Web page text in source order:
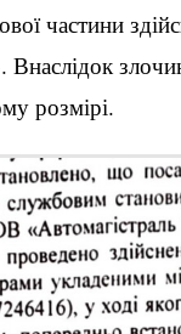
частини
розмірі.